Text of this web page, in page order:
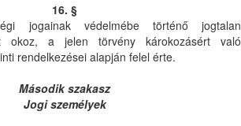
16. §
jogainak védelmébe történő jogtalan
okoz, a jelen törvény károkozásért való
rendelkezései alapján felel érte.
Második szakasz
Jogi személyek